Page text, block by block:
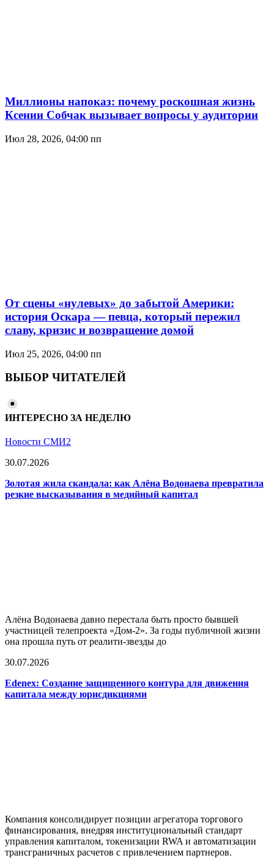
Миллионы напоказ: почему роскошная жизнь
Ксении Собчак вызывает вопросы у аудитории
Июл 28, 2026, 04:00 пп
От сцены «нулевых» до забытой Америки:
история Оскара — певца, который пережил
славу, кризис и возвращение домой
Июл 25, 2026, 04:00 пп
ВЫБОР ЧИТАТЕЛЕЙ
ИНТЕРЕСНО ЗА НЕДЕЛЮ
Новости СМИ2
30.07.2026
Золотая жила скандала: как Алёна Водонаева превратила
резкие высказывания в медийный капитал
Алёна Водонаева давно перестала быть просто бывшей
участницей телепроекта «Дом-2». За годы публичной жизни
она прошла путь от реалити-звезды до
30.07.2026
Edenex: Создание защищенного контура для движения
капитала между юрисдикциями
Компания консолидирует позиции агрегатора торгового
финансирования, внедряя институциональный стандарт
управления капиталом, токенизации RWA и автоматизации
трансграничных расчетов с привлечением партнеров.